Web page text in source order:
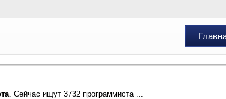
. Сейчас ищут 3732 программиста ...